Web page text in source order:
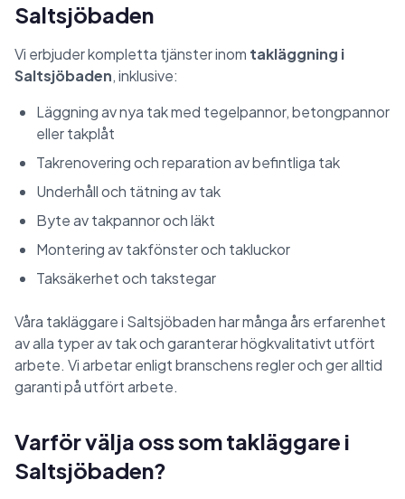
Saltsjöbaden
Vi erbjuder kompletta tjänster inom takläggning i
Saltsjöbaden, inklusive:
Läggning av nya tak med tegelpannor, betongpannor
eller takplåt
Takrenovering och reparation av befintliga tak
Underhåll och tätning av tak
Byte av takpannor och läkt
Montering av takfönster och takluckor
Taksäkerhet och takstegar
Våra takläggare i Saltsjöbaden har många års erfarenhet
av alla typer av tak och garanterar högkvalitativt utfört
arbete. Vi arbetar enligt branschens regler och ger alltid
garanti på utfört arbete.
Varför välja oss som takläggare i
Saltsjöbaden?